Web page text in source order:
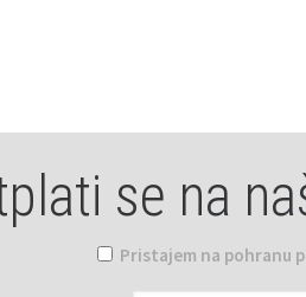
se na
Pristajem na pohranu